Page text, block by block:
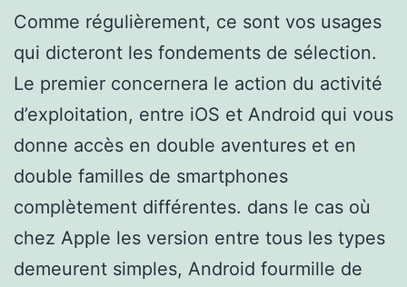
Comme régulièrement, ce sont vos usages
qui dicteront les fondements de sélection.
Le premier concernera le action du activité
d’exploitation, entre iOS et Android qui vous
donne accès en double aventures et en
double familles de smartphones
complètement différentes. dans le cas où
chez Apple les version entre tous les types
demeurent simples, Android fourmille de